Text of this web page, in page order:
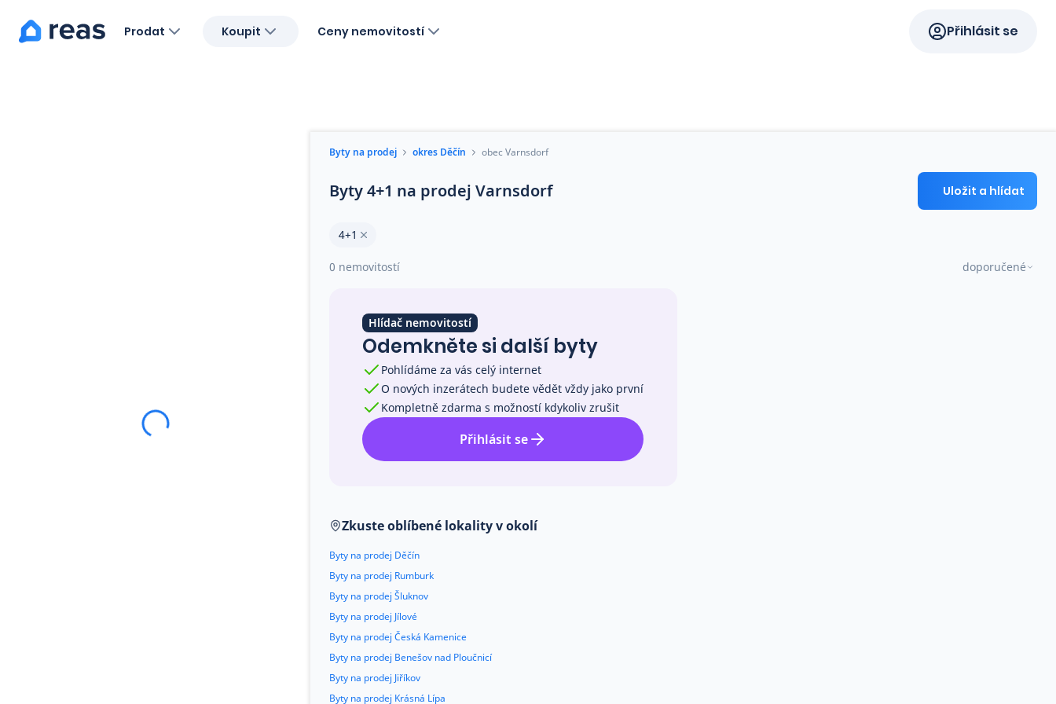
Prodat Koupit Ceny nemovitostí Přihlásit se
Byty na prodej okres Děčín obec Varnsdorf
Byty 4+1 na prodej Varnsdorf Uložit a hlídat
4+1
0 nemovitostí doporučené
Hlídač nemovitostí
Odemkněte si další byty
Pohlídáme za vás celý internet
O nových inzerátech budete vědět vždy jako první
Kompletně zdarma s možností kdykoliv zrušit
Přihlásit se
Zkuste oblíbené lokality v okolí
Byty na prodej Děčín
Byty na prodej Rumburk
Byty na prodej Šluknov
Byty na prodej Jílové
Byty na prodej Česká Kamenice
Byty na prodej Benešov nad Ploučnicí
Byty na prodej Jiříkov
Byty na prodej Krásná Lípa